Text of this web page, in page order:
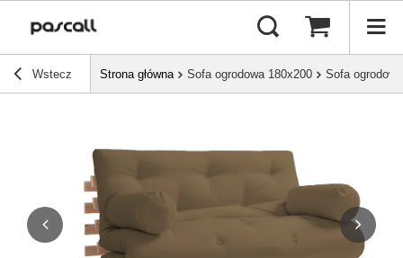
Wstecz Strona główna Sofa ogrodowa 180x200 Sofa